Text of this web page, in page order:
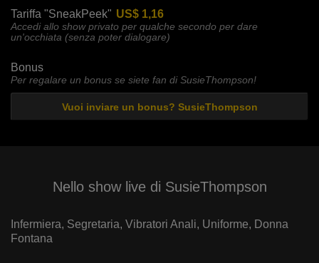
Tariffa "SneakPeek" US$ 1,16
Accedi allo show privato per qualche secondo per dare
un'occhiata (senza poter dialogare)
Bonus
Per regalare un bonus se siete fan di SusieThompson!
Vuoi inviare un bonus? SusieThompson
Nello show live di SusieThompson
Infermiera, Segretaria, Vibratori Anali, Uniforme, Donna
Fontana